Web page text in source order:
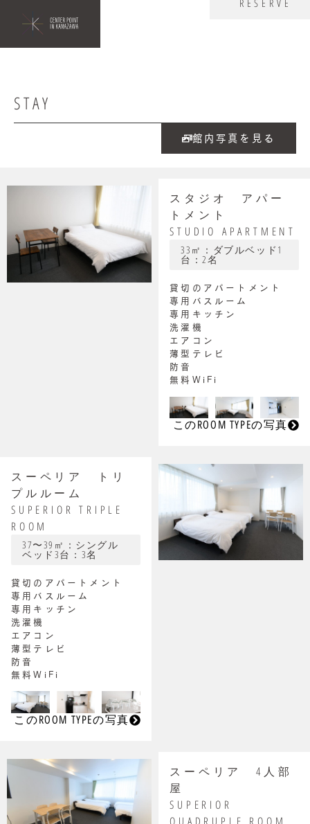
STAY
館内写真を見る
スタジオ アパー
トメント
STUDIO APARTMENT
33㎡：ダブルベッド1
台：2名
貸切のアパートメント
専用バスルーム
専用キッチン
洗濯機
エアコン
薄型テレビ
防音
無料WiFi
このROOM TYPEの写真
スーペリア トリ
プルルーム
SUPERIOR TRIPLE
ROOM
37〜39㎡：シングル
ベッド3台：3名
貸切のアパートメント
専用バスルーム
専用キッチン
洗濯機
エアコン
薄型テレビ
防音
無料WiFi
このROOM TYPEの写真
スーペリア 4人部
屋
SUPERIOR
QUADRUPLE ROOM